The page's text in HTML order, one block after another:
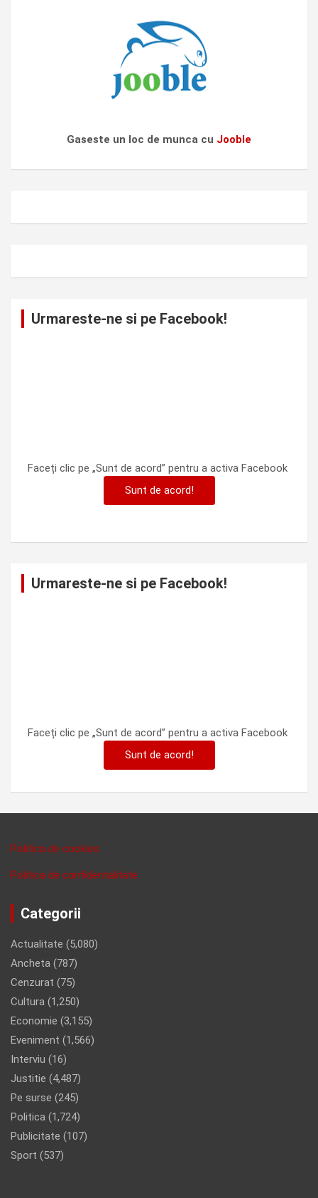
Gaseste un loc de munca cu Jooble
Urmareste-ne si pe Facebook!
Faceți clic pe „Sunt de acord” pentru a activa Facebook
Sunt de acord!
Urmareste-ne si pe Facebook!
Faceți clic pe „Sunt de acord” pentru a activa Facebook
Sunt de acord!
Politica de cookies
Politica de confidentalitate
Categorii
Actualitate (5,080)
Ancheta (787)
Cenzurat (75)
Cultura (1,250)
Economie (3,155)
Eveniment (1,566)
Interviu (16)
Justitie (4,487)
Pe surse (245)
Politica (1,724)
Publicitate (107)
Sport (537)